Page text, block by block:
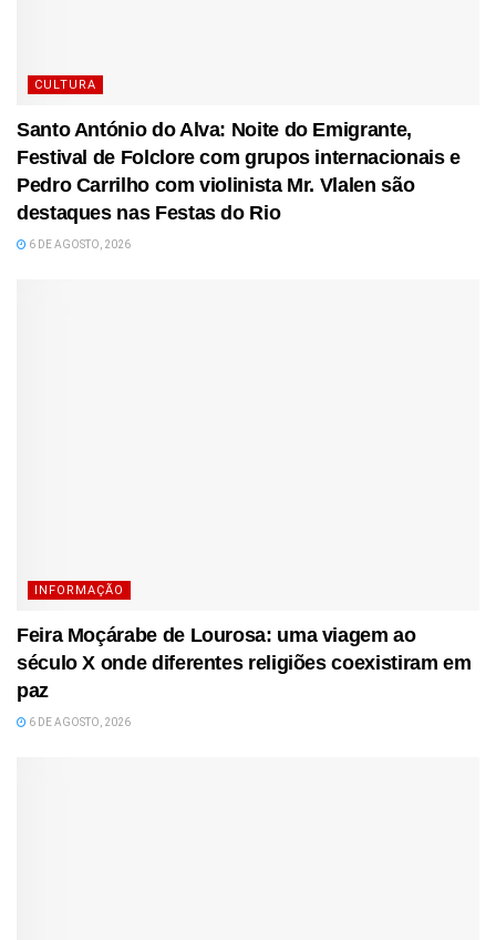
CULTURA
Santo António do Alva: Noite do Emigrante,
Festival de Folclore com grupos internacionais e
Pedro Carrilho com violinista Mr. Vlalen são
destaques nas Festas do Rio
6 DE AGOSTO, 2026
INFORMAÇÃO
Feira Moçárabe de Lourosa: uma viagem ao
século X onde diferentes religiões coexistiram em
paz
6 DE AGOSTO, 2026